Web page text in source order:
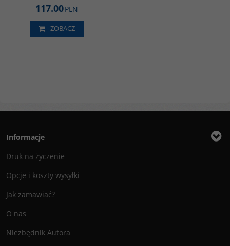
117.00PLN
ZOBACZ
Informacje
Druk na życzenie
Opcje i koszty wysyłki
Jak zamawiać?
O nas
Niezbędnik Autora